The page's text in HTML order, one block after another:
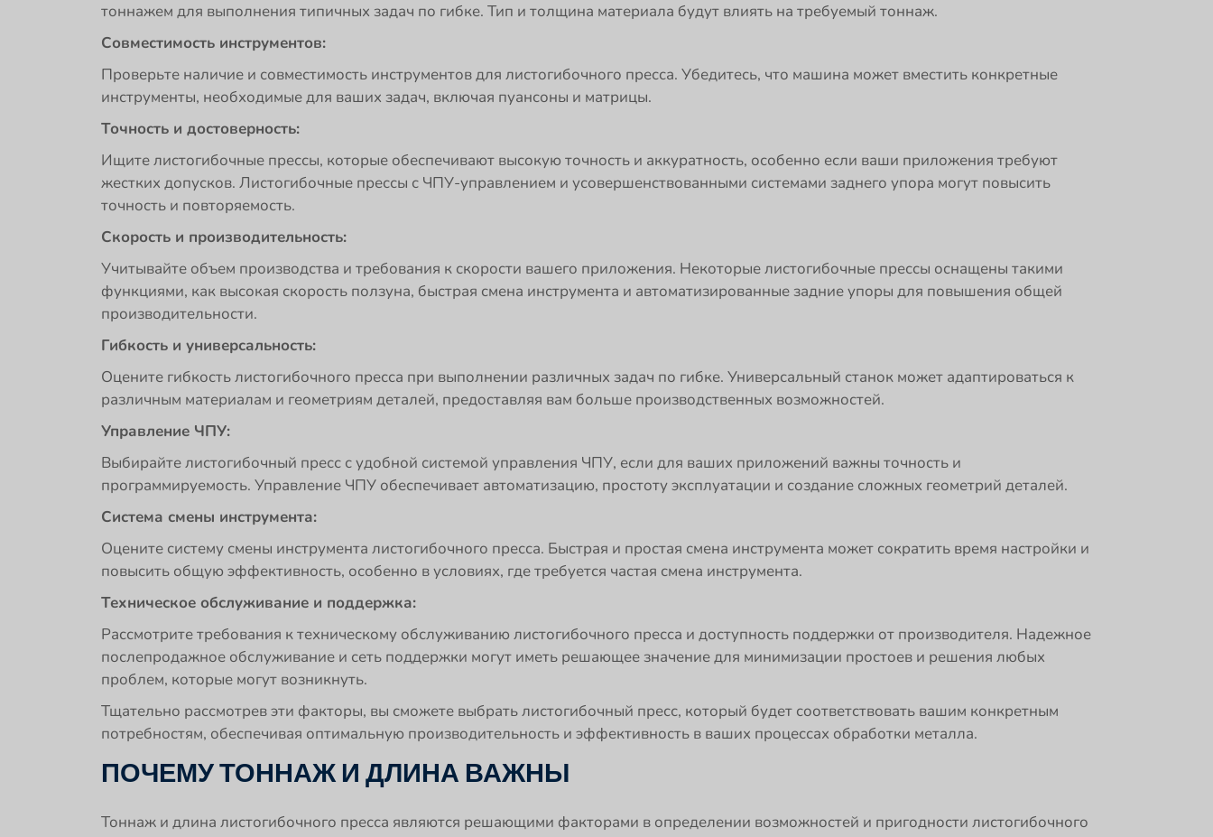
тоннажем для выполнения типичных задач по гибке. Тип и толщина материала будут влиять на требуемый тоннаж.
Совместимость инструментов:
Проверьте наличие и совместимость инструментов для листогибочного пресса. Убедитесь, что машина может вместить конкретные
инструменты, необходимые для ваших задач, включая пуансоны и матрицы.
Точность и достоверность:
Ищите листогибочные прессы, которые обеспечивают высокую точность и аккуратность, особенно если ваши приложения требуют
жестких допусков. Листогибочные прессы с ЧПУ-управлением и усовершенствованными системами заднего упора могут повысить
точность и повторяемость.
Скорость и производительность:
Учитывайте объем производства и требования к скорости вашего приложения. Некоторые листогибочные прессы оснащены такими
функциями, как высокая скорость ползуна, быстрая смена инструмента и автоматизированные задние упоры для повышения общей
производительности.
Гибкость и универсальность:
Оцените гибкость листогибочного пресса при выполнении различных задач по гибке. Универсальный станок может адаптироваться к
различным материалам и геометриям деталей, предоставляя вам больше производственных возможностей.
Управление ЧПУ:
Выбирайте листогибочный пресс с удобной системой управления ЧПУ, если для ваших приложений важны точность и
программируемость. Управление ЧПУ обеспечивает автоматизацию, простоту эксплуатации и создание сложных геометрий деталей.
Система смены инструмента:
Оцените систему смены инструмента листогибочного пресса. Быстрая и простая смена инструмента может сократить время настройки и
повысить общую эффективность, особенно в условиях, где требуется частая смена инструмента.
Техническое обслуживание и поддержка:
Рассмотрите требования к техническому обслуживанию листогибочного пресса и доступность поддержки от производителя. Надежное
послепродажное обслуживание и сеть поддержки могут иметь решающее значение для минимизации простоев и решения любых
проблем, которые могут возникнуть.
Тщательно рассмотрев эти факторы, вы сможете выбрать листогибочный пресс, который будет соответствовать вашим конкретным
потребностям, обеспечивая оптимальную производительность и эффективность в ваших процессах обработки металла.
ПОЧЕМУ ТОННАЖ И ДЛИНА ВАЖНЫ
Тоннаж и длина листогибочного пресса являются решающими факторами в определении возможностей и пригодности листогибочного